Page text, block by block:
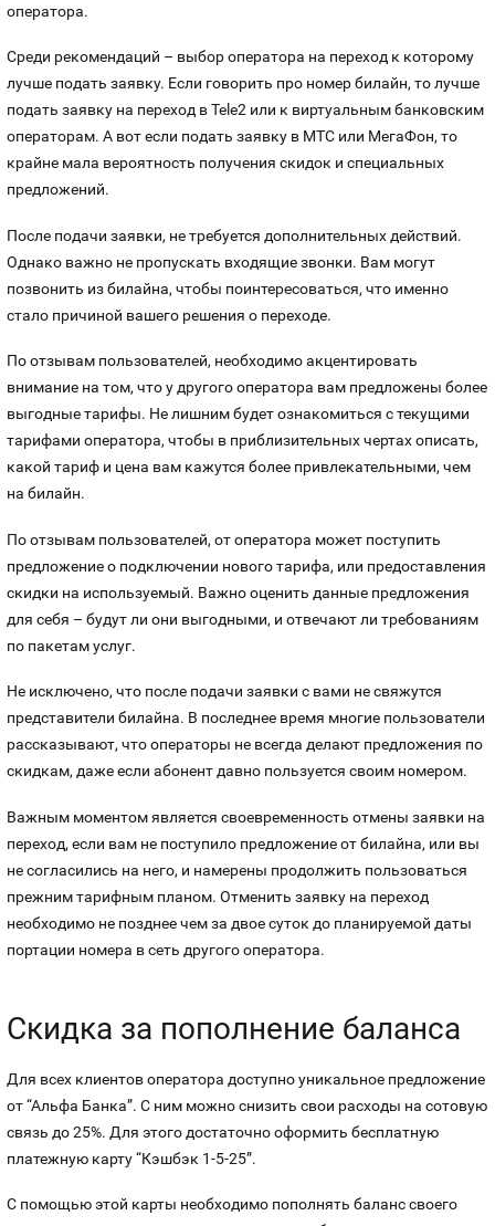
оператора.
Среди рекомендаций – выбор оператора на переход к которому
лучше подать заявку. Если говорить про номер билайн, то лучше
подать заявку на переход в Tele2 или к виртуальным банковским
операторам. А вот если подать заявку в МТС или МегаФон, то
крайне мала вероятность получения скидок и специальных
предложений.
После подачи заявки, не требуется дополнительных действий.
Однако важно не пропускать входящие звонки. Вам могут
позвонить из билайна, чтобы поинтересоваться, что именно
стало причиной вашего решения о переходе.
По отзывам пользователей, необходимо акцентировать
внимание на том, что у другого оператора вам предложены более
выгодные тарифы. Не лишним будет ознакомиться с текущими
тарифами оператора, чтобы в приблизительных чертах описать,
какой тариф и цена вам кажутся более привлекательными, чем
на билайн.
По отзывам пользователей, от оператора может поступить
предложение о подключении нового тарифа, или предоставления
скидки на используемый. Важно оценить данные предложения
для себя – будут ли они выгодными, и отвечают ли требованиям
по пакетам услуг.
Не исключено, что после подачи заявки с вами не свяжутся
представители билайна. В последнее время многие пользователи
рассказывают, что операторы не всегда делают предложения по
скидкам, даже если абонент давно пользуется своим номером.
Важным моментом является своевременность отмены заявки на
переход, если вам не поступило предложение от билайна, или вы
не согласились на него, и намерены продолжить пользоваться
прежним тарифным планом. Отменить заявку на переход
необходимо не позднее чем за двое суток до планируемой даты
портации номера в сеть другого оператора.
Скидка за пополнение баланса
Для всех клиентов оператора доступно уникальное предложение
от “Альфа Банка”. С ним можно снизить свои расходы на сотовую
связь до 25%. Для этого достаточно оформить бесплатную
платежную карту “Кэшбэк 1-5-25”.
С помощью этой карты необходимо пополнять баланс своего